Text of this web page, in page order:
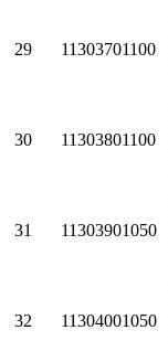
29 11303701100
30 11303801100
31 11303901050
32 11304001050